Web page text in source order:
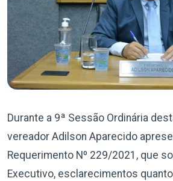
Durante a 9ª Sessão Ordinária
vereador Adilson Aparecido
Requerimento Nº 229/2021, que
Executivo, esclarecimentos